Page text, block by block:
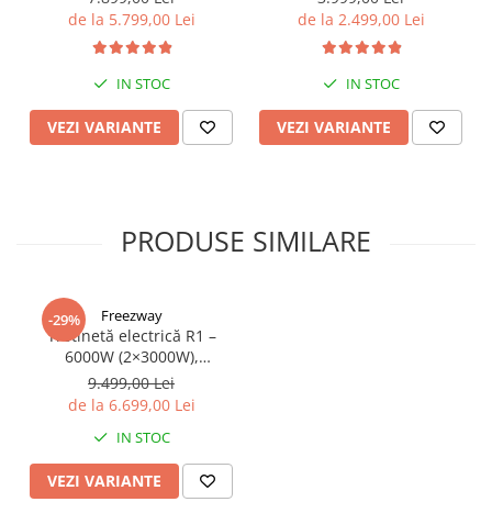
Electric Scooter) - Motor
Dual 2x1200W, Autonomie
de 80km, Viteză Până la
65km/h, Baterie 52V 23.2Ah
de la 5.799,00 Lei
IN STOC
VEZI VARIANTE
55Km, Motor 600W, 48V
15Ah
de la 2.499,00 Lei
IN STOC
VEZI VARIANTE
PRODUSE SIMILARE
-29% Freezway
Trotinetă electrică R1 –
6000W (2×3000W),
autonomie 100 km, viteză
90 km/h, suspensie dublă,
frâne hidraulice
9.499,00 Lei
de la 6.699,00 Lei
IN STOC
VEZI VARIANTE